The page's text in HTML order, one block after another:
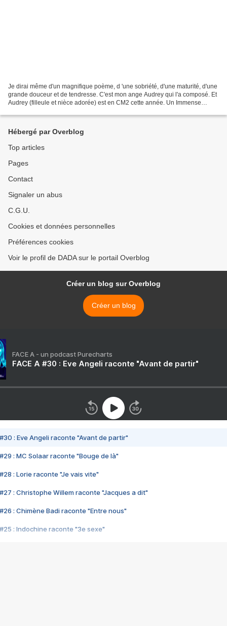
Je dirai même d'un magnifique poème, d 'une sobriété, d'une maturité, d'une
grande douceur et de tendresse. C'est mon ange Audrey qui l'a composé. Et
Audrey (filleule et nièce adorée) est en CM2 cette année. Un Immense
Hébergé par Overblog
Top articles
Pages
Contact
Signaler un abus
C.G.U.
Cookies et données personnelles
Préférences cookies
Voir le profil de DADA sur le portail Overblog
Créer un blog sur Overblog
Créer un blog
FACE A - un podcast Purecharts
FACE A #30 : Eve Angeli raconte "Avant de partir"
#30 : Eve Angeli raconte "Avant de partir"
#29 : MC Solaar raconte "Bouge de là"
#28 : Lorie raconte "Je vais vite"
#27 : Christophe Willem raconte "Jacques a dit"
#26 : Chimène Badi raconte "Entre nous"
#25 : Indochine raconte "3e sexe"